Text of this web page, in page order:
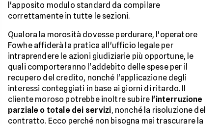
l'apposito modulo standard da compilare
correttamente in tutte le sezioni.
Qualora la morosità dovesse perdurare, l'operatore
Fowhe affiderà la pratica all'ufficio legale per
intraprendere le azioni giudiziarie più opportune, le
quali comporteranno l'addebito delle spese per il
recupero del credito, nonché l'applicazione degli
interessi conteggiati in base ai giorni di ritardo. Il
cliente moroso potrebbe inoltre subire l'interruzione
parziale o totale dei servizi, nonché la risoluzione del
contratto. Ecco perché non bisogna mai trascurare la